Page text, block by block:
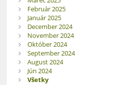
Február 2025
Január 2025
December 2024
November 2024
Október 2024
September 2024
August 2024
Jún 2024
Všetky